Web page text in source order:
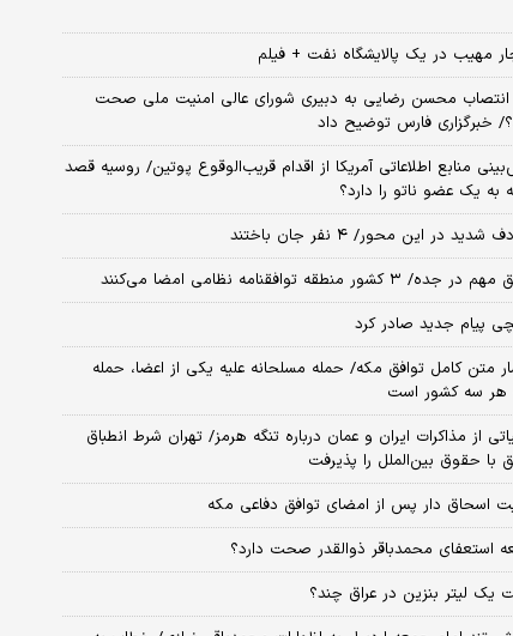
مهیب در یک پالایشگاه نفت + فیلم
انتصاب محسن رضایی به دبیری شورای عالی امنیت ملی صحت
خبرگزاری فارس توضیح داد
منابع اطلاعاتی آمریکا از اقدام قریب‌الوقوع پوتین/ روسیه قصد
به یک عضو ناتو را دارد؟
در این محور/ ۴ نفر جان باختند
۳ کشور منطقه توافقنامه نظامی امضا می‌کنند
پیام جدید صادر کرد
متن کامل توافق مکه/ حمله مسلحانه علیه یکی از اعضا، حمله
هر سه کشور است
از مذاکرات ایران و عمان درباره تنگه هرمز/ تهران شرط انطباق
با حقوق بین‌الملل را پذیرفت
اسحاق دار پس از امضای توافق دفاعی مکه
استعفای محمدباقر ذوالقدر صحت دارد؟
یک لیتر بنزین در عراق چند؟